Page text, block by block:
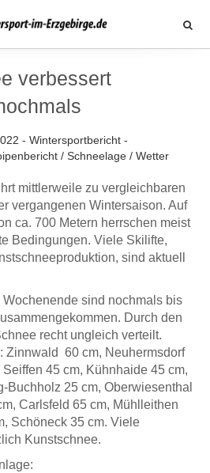
verbessert
- Wintersportbericht -
/ Schneelage / Wetter
mittlerweile zu vergleichbaren
vergangenen Wintersaison. Auf
ca. 700 Metern herrschen meist
Bedingungen. Viele Skilifte,
sind aktuell
Wochenende sind nochmals bis
Durch den
recht ungleich verteilt.
Zinnwald 60 cm, Neuhermsdorf
45 cm, Kühnhaide 45 cm,
Buchholz 25 cm, Oberwiesenthal
Carlsfeld 65 cm, Mühlleithen
Schöneck 35 cm. Viele
Kunstschnee.